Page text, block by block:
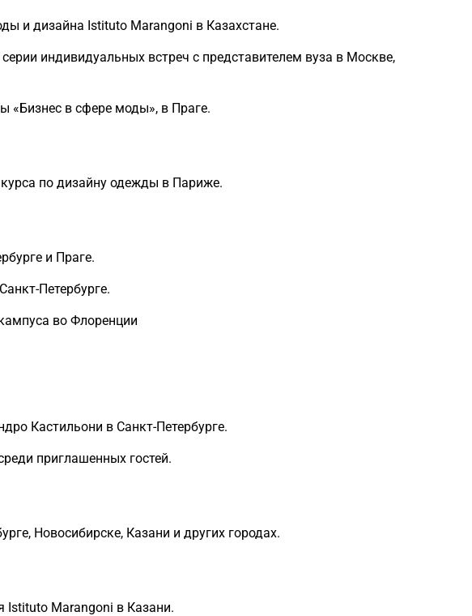
и дизайна Istituto Marangoni в Казахстане.
индивидуальных встреч с представителем вуза в Москве,
«Бизнес в сфере моды», в Праге.
по дизайну одежды в Париже.
и Праге.
Петербурге.
во Флоренции
Кастильони в Санкт-Петербурге.
приглашенных гостей.
Новосибирске, Казани и других городах.
Istituto Marangoni в Казани.